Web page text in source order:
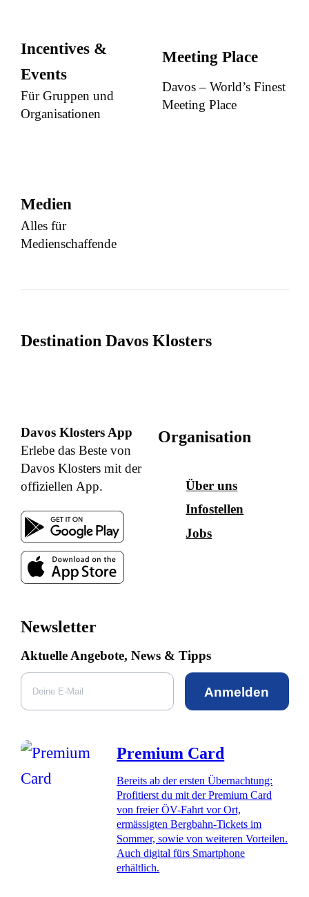
Incentives &
Events
Für Gruppen und
Organisationen
Meeting Place
Davos – World’s Finest
Meeting Place
Medien
Alles für
Medienschaffende
Destination Davos Klosters
Davos Klosters App
Erlebe das Beste von
Davos Klosters mit der
offiziellen App.
Organisation
Über uns
Infostellen
Jobs
Newsletter
Aktuelle Angebote, News & Tipps
Anmelden
Premium Card
Bereits ab der ersten Übernachtung:
Profitierst du mit der Premium Card
von freier ÖV-Fahrt vor Ort,
ermässigten Bergbahn-Tickets im
Sommer, sowie von weiteren Vorteilen.
Auch digital fürs Smartphone
erhältlich.